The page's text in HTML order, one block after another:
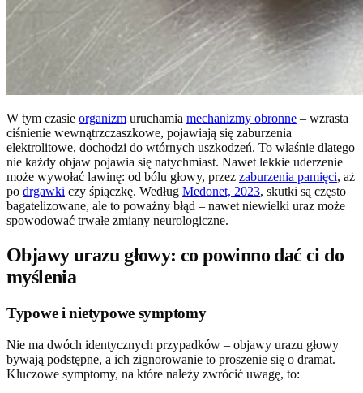
W tym czasie organizm uruchamia mechanizmy obronne – wzrasta
ciśnienie wewnątrzczaszkowe, pojawiają się zaburzenia
elektrolitowe, dochodzi do wtórnych uszkodzeń. To właśnie dlatego
nie każdy objaw pojawia się natychmiast. Nawet lekkie uderzenie
może wywołać lawinę: od bólu głowy, przez zaburzenia pamięci, aż
po drgawki czy śpiączkę. Według Medonet, 2023, skutki są często
bagatelizowane, ale to poważny błąd – nawet niewielki uraz może
spowodować trwałe zmiany neurologiczne.
Objawy urazu głowy: co powinno dać ci do
myślenia
Typowe i nietypowe symptomy
Nie ma dwóch identycznych przypadków – objawy urazu głowy
bywają podstępne, a ich zignorowanie to proszenie się o dramat.
Kluczowe symptomy, na które należy zwrócić uwagę, to: